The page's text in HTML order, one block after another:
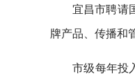
宜昌市聘请
牌产品、传播和
市级每年投